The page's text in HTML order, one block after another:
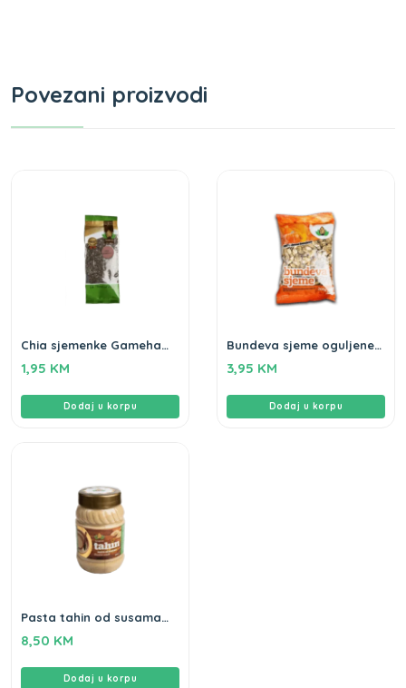
Povezani proizvodi
Chia sjemenke Gameha
1,95 KM
Dodaj u korpu
Bundeva sjeme oguljene
3,95 KM
Dodaj u korpu
Pasta tahin od susama
8,50 KM
Dodaj u korpu